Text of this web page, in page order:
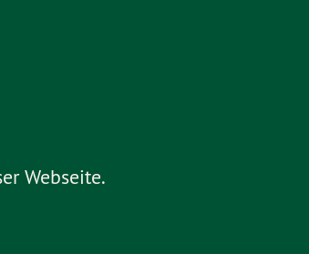
Webseite.